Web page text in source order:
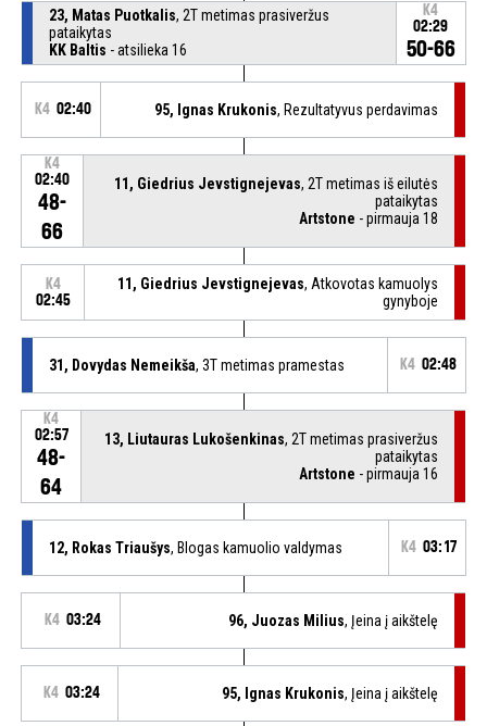
23, Matas Puotkalis, 2T metimas prasiveržus
pataikytas
KK Baltis - atsilieka 16
K4
02:29
50-66
K4 02:40 95, Ignas Krukonis, Rezultatyvus perdavimas
K4
02:40
48-
66
11, Giedrius Jevstignejevas, 2T metimas iš eilutės
pataikytas
Artstone - pirmauja 18
K4
02:45
11, Giedrius Jevstignejevas, Atkovotas kamuolys
gynyboje
31, Dovydas Nemeikša, 3T metimas pramestas K4 02:48
K4
02:57
48-
64
13, Liutauras Lukošenkinas, 2T metimas prasiveržus
pataikytas
Artstone - pirmauja 16
12, Rokas Triaušys, Blogas kamuolio valdymas K4 03:17
K4 03:24 96, Juozas Milius, Įeina į aikštelę
K4 03:24 95, Ignas Krukonis, Įeina į aikštelę